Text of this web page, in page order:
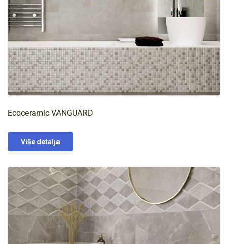
Ecoceramic VANGUARD
Više detalja